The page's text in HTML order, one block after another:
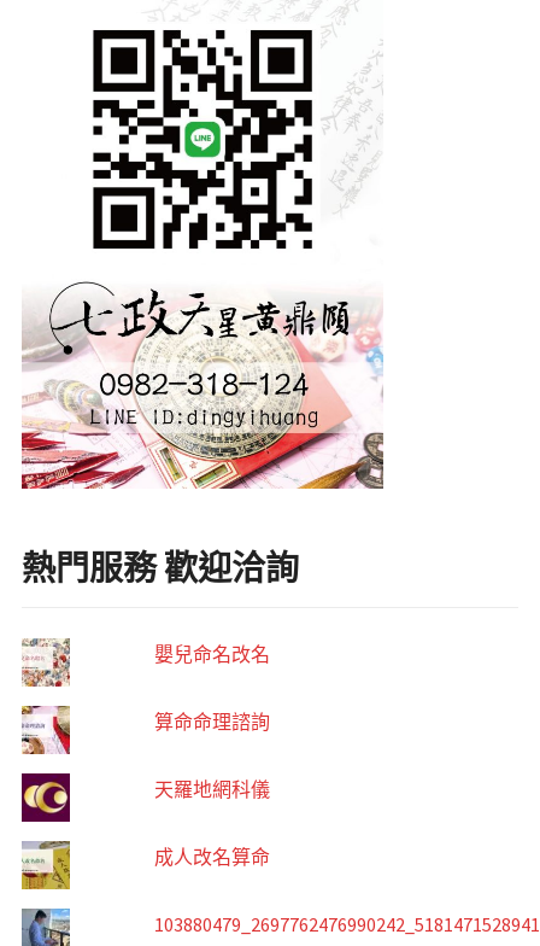
熱門服務 歡迎洽詢
嬰兒命名改名
算命命理諮詢
天羅地網科儀
成人改名算命